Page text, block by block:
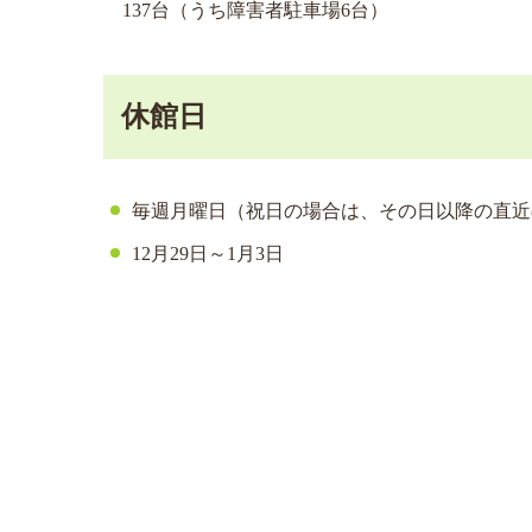
137台（うち障害者駐車場6台）
休館日
毎週月曜日（祝日の場合は、その日以降の直
12月29日～1月3日